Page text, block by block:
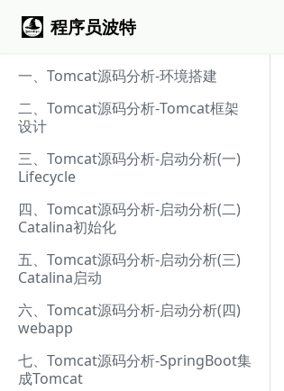
程序员波特
一、Tomcat源码分析-环境搭建
二、Tomcat源码分析-Tomcat框架
设计
三、Tomcat源码分析-启动分析(一)
Lifecycle
四、Tomcat源码分析-启动分析(二)
Catalina初始化
五、Tomcat源码分析-启动分析(三)
Catalina启动
六、Tomcat源码分析-启动分析(四)
webapp
七、Tomcat源码分析-SpringBoot集
成Tomcat